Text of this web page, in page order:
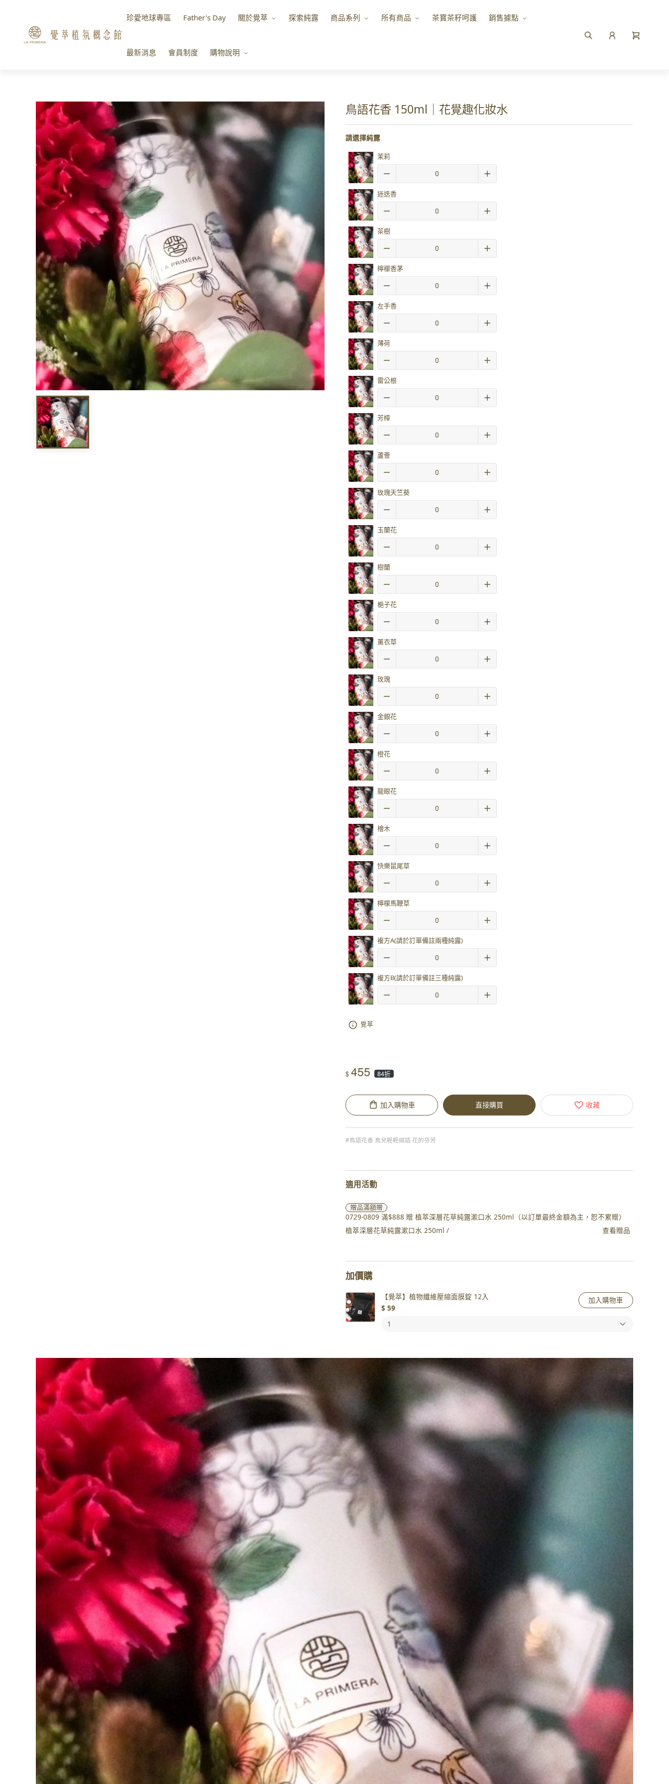
珍愛地球專區 Father's Day 關於覺萃 探索純露 商品系列 所有商品 茶寶茶籽呵護 銷售據點
最新消息 會員制度 購物說明
鳥語花香 150ml｜花覺趣化妝水
請選擇純露
茉莉
迷迭香
茶樹
檸檬香茅
左手香
薄荷
雷公根
芳樟
蘆薈
玫瑰天竺葵
玉蘭花
樹蘭
梔子花
薰衣草
玫瑰
金銀花
橙花
龍眼花
檜木
快樂鼠尾草
檸檬馬鞭草
複方A(請於訂單備註兩種純露)
複方B(請於訂單備註三種純露)
覺萃
$ 455 84折
加入購物車 直接購買 收藏
#鳥語花香 鳥兒輕輕細語 花的芬芳
適用活動
贈品滿額贈
0729-0809 滿$888 贈 植萃深層花草純露漱口水 250ml（以訂單最終金額為主，恕不累贈）
植萃深層花草純露漱口水 250ml /
查看贈品
加價購
【覺萃】植物纖維壓縮面膜錠 12入
$ 59
加入購物車